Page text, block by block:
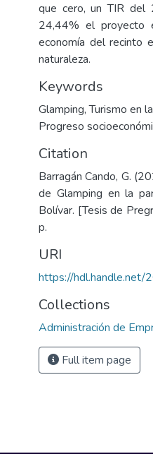
que cero, un TIR
24,44% el proyecto
economía del recinto
naturaleza.
Keywords
Glamping,Turismo en
Progreso
Citation
Barragán Cando, G.
de Glamping en la
Bolívar. [Tesis de
p.
URI
https://
Collections
Administración de
Full item page